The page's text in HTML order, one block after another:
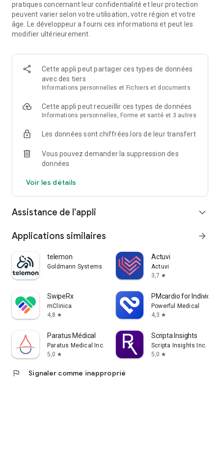
pratiques concernant leur confidentialité et leur protection
peuvent varier selon votre utilisation, votre région et votre
âge. Le développeur a fourni ces informations et peut les
modifier ultérieurement.
Cette appli peut partager ces types de données
avec des tiers
Informations personnelles et Fichiers et documents
Cette appli peut recueillir ces types de données
Informations personnelles, Forme et santé et 3 autres
Les données sont chiffrées lors de leur transfert
Vous pouvez demander la suppression des
données
Voir les détails
Assistance de l'appli expand_more
Applications similaires arrow_forward
telemon
Goldmann Systems
Actuvi
Actuvi
3,7 star
SwipeRx
mClinica
4,8 star
PMcardio for
Powerful Medical
4,3 star
Paratus Médical
Paratus Medical Inc.
5,0 star
Scripta Insights
Scripta Insights Inc.
5,0 star
flag Signaler comme inapproprié